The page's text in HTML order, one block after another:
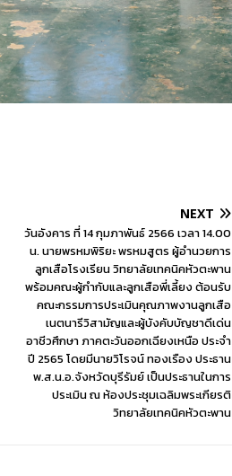
NEXT
วันอังคาร ที่ 14 กุมภาพันธ์ 2566 เวลา 14.00
น. นายพรหมพิริยะ พรหมสูตร ผู้อำนวยการ
ลูกเสือโรงเรียน วิทยาลัยเทคนิคหัวตะพาน
พร้อมคณะผู้กำกับและลูกเสือพี่เลี้ยง ต้อนรับ
คณะกรรมการประเมินคุณภาพงานลูกเสือ
เนตนารีวิสามัญและผู้บังคับบัญชาดีเด่น
อาชีวศึกษา ภาคตะวันออกเฉียงเหนือ ประจำ
ปี 2565 โดยมีนายวิโรจน์ ทองเรือง ประธาน
พ.ส.น.อ.จังหวัดบุรีรัมย์ เป็นประธานในการ
ประเมิน ณ ห้องประชุมเฉลิมพระเกียรติ
วิทยาลัยเทคนิคหัวตะพาน